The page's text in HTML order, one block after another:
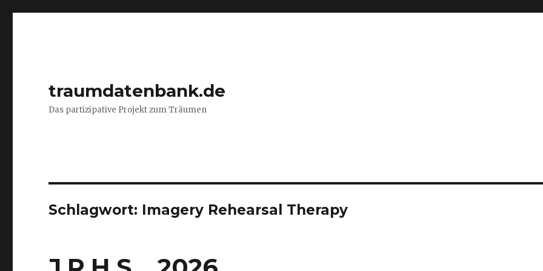
traumdatenbank.de
Das partizipative Projekt zum Träumen
Schlagwort: Imagery Rehearsal Therapy